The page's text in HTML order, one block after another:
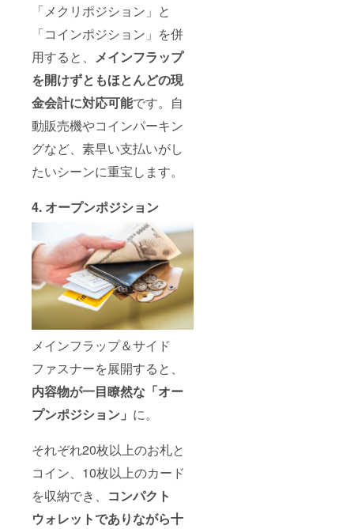
「メクリポジション」と
「コインポジション」を併
用すると、 メインフラップ
を開けずともほとんどの現
金会計に対応可能です。自
動販売機やコインパーキン
グなど、素早い支払いがし
たいシーンに重宝します。
4. オープンポジション
メインフラップ＆サイド
ファスナーを展開すると、
内容物が一目瞭然な「オー
プンポジション」 に。
それぞれ20枚以上のお札と
コイン、10枚以上のカード
を収納でき、 コンパクト
ウォレットでありながら十